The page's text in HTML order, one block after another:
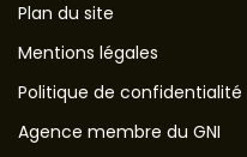
Plan du site
Mentions légales
Politique de confidentialité
Agence membre du GNI